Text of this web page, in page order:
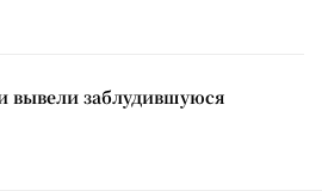
вывели заблудившуюся